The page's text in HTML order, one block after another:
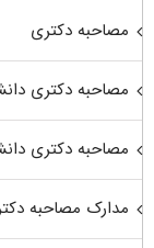
مصاحبه دکتری
مصاحبه دکتری
مصاحبه دکتری
مدارک مصاحبه